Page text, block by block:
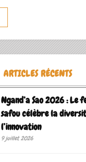
ARTICLES RÉCENTS
Ngand’a Sao 2026 : Le
safou célèbre la
l’innovation
9 juillet 2026